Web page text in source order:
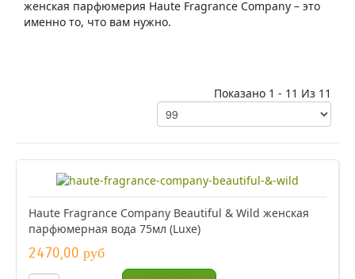
женская парфюмерия Haute Fragrance Company – это
именно то, что вам нужно.
Показано 1 - 11 Из 11
Haute Fragrance Company Beautiful & Wild женская
парфюмерная вода 75мл (Luxe)
2470,00 руб